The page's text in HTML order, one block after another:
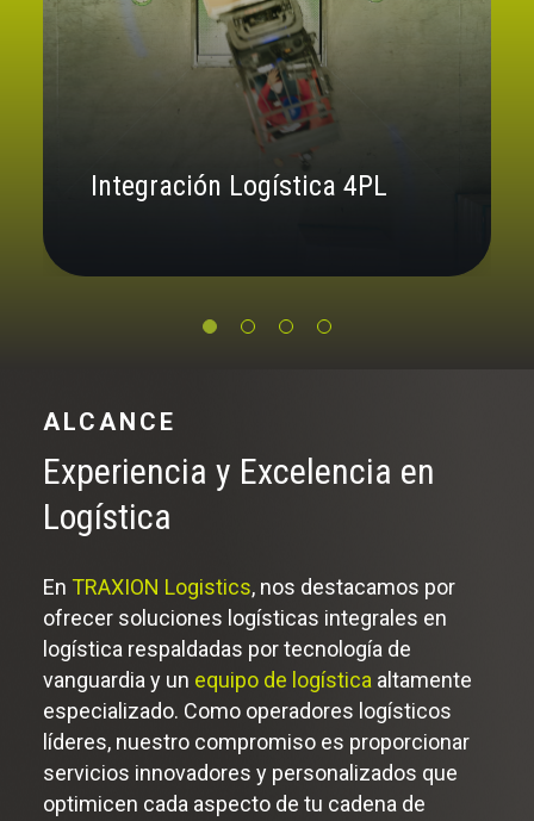
Servicios de Almacenaje
ALCANCE
Experiencia y Excelencia en
Logística
En TRAXION Logistics, nos destacamos por
ofrecer soluciones logísticas integrales en
logística respaldadas por tecnología de
vanguardia y un equipo de logística altamente
especializado. Como operadores logísticos
líderes, nuestro compromiso es proporcionar
servicios innovadores y personalizados que
optimicen cada aspecto de tu cadena de